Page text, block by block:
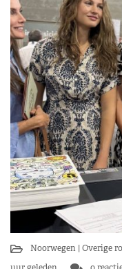
Noorwegen Overige